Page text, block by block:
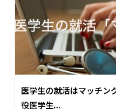
医学生の就活はマッチン
役医学生...